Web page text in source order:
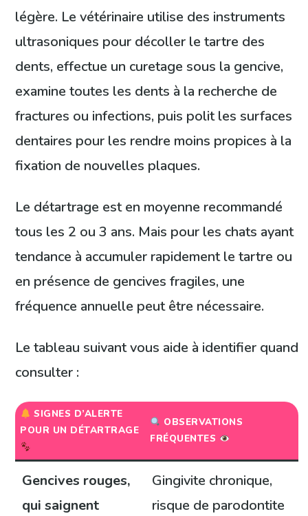
légère. Le vétérinaire utilise des instruments
ultrasoniques pour décoller le tartre des
dents, effectue un curetage sous la gencive,
examine toutes les dents à la recherche de
fractures ou infections, puis polit les surfaces
dentaires pour les rendre moins propices à la
fixation de nouvelles plaques.
Le détartrage est en moyenne recommandé
tous les 2 ou 3 ans. Mais pour les chats ayant
tendance à accumuler rapidement le tartre ou
en présence de gencives fragiles, une
fréquence annuelle peut être nécessaire.
Le tableau suivant vous aide à identifier quand
consulter :
SIGNES D’ALERTE
POUR UN DÉTARTRAGE
OBSERVATIONS
FRÉQUENTES
Gencives rouges,
qui saignent
Gingivite chronique,
risque de parodontite